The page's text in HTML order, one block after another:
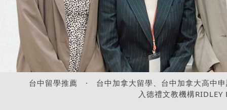
台中留學推薦 · 台中加拿大留學、台中加拿大高中
入德禮文教機構